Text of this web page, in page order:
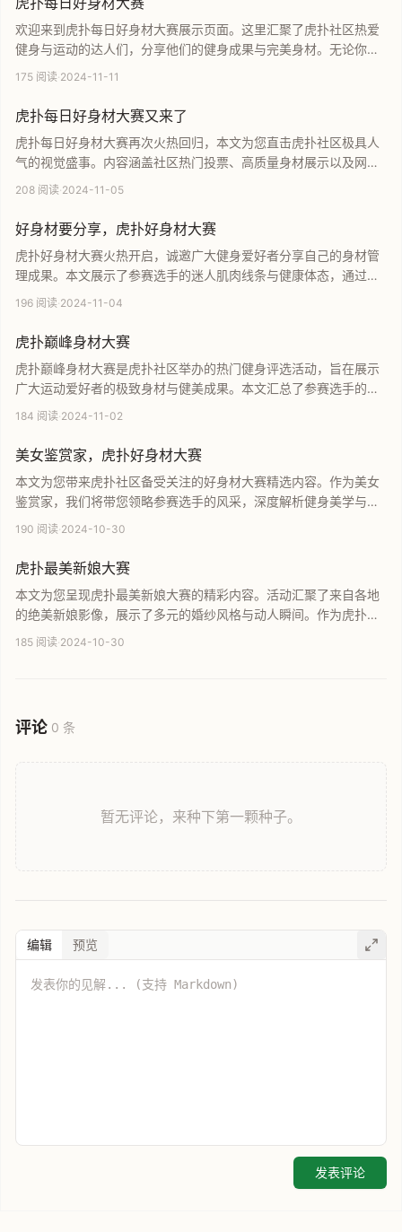
欢迎来到虎扑每日好身材大赛展示页面。这里汇聚了虎扑社区热爱
健身与运动的达人们，分享他们的健身成果与完美身材。无论你是
追求极致肌肉线条的健身狂热者，还是想要提升生活质量的运动新
受汗水背后的魅力与坚持。
175 阅读·2024-11-11
虎扑每日好身材大赛又来了
虎扑每日好身材大赛再次火热回归，本文为您直击虎扑社区极具人
气的视觉盛事。内容涵盖社区热门投票、高质量身材展示以及网友
精彩互动，深度还原虎扑直男审美的真实缩影。通过这一平台，用
虎扑社区文化与流行趋势的必看内容。
208 阅读·2024-11-05
好身材要分享，虎扑好身材大赛
虎扑好身材大赛火热开启，诚邀广大健身爱好者分享自己的身材管
理成果。本文展示了参赛选手的迷人肌肉线条与健康体态，通过丰
富的视觉素材呈现社区用户的健身动力与运动激情。无论您是寻找
一个充满正能量的交流平台与竞技舞台。
196 阅读·2024-11-04
虎扑巅峰身材大赛
虎扑巅峰身材大赛是虎扑社区举办的热门健身评选活动，旨在展示
广大运动爱好者的极致身材与健美成果。本文汇总了参赛选手的精
彩表现，带您领略肌肉线条的艺术与力量之美。通过深度解析健身
宴与交流平台。
184 阅读·2024-11-02
美女鉴赏家，虎扑好身材大赛
本文为您带来虎扑社区备受关注的好身材大赛精选内容。作为美女
鉴赏家，我们将带您领略参赛选手的风采，深度解析健身美学与流
行穿搭。这里汇聚了众多高颜值选手的精彩瞬间，充分展现了当代
190 阅读·2024-10-30
虎扑最美新娘大赛
本文为您呈现虎扑最美新娘大赛的精彩内容。活动汇聚了来自各地
的绝美新娘影像，展示了多元的婚纱风格与动人瞬间。作为虎扑社
区备受瞩目的选美评选，不仅展示了当代女性的魅力，还引发了广
185 阅读·2024-10-30
评论 0 条
暂无评论，来种下第一颗种子。
编辑 预览
发表评论